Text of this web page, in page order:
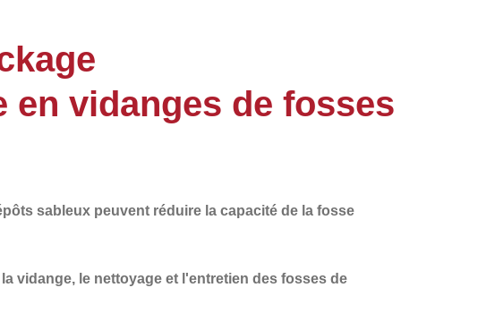
en vidanges de fosses
sableux peuvent réduire la capacité de la fosse
vidange, le nettoyage et l'entretien des fosses de